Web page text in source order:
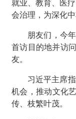
就业、教育、医
会治理，为深化
朋友们，今
首访目的地并访
友。
习近平主席
机会，推动文化
传、枝繁叶茂。